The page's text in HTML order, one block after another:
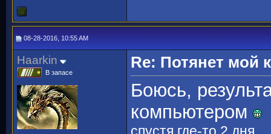
08-28-2016, 10:55 AM
Haarkin
В запасе
Re: Потянет мой
Боюсь,
компьютером